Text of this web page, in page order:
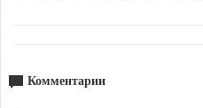
Комментарии